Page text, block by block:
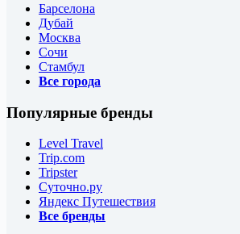
Барселона
Дубай
Москва
Сочи
Стамбул
Все города
Популярные бренды
Level Travel
Trip.com
Tripster
Суточно.ру
Яндекс Путешествия
Все бренды